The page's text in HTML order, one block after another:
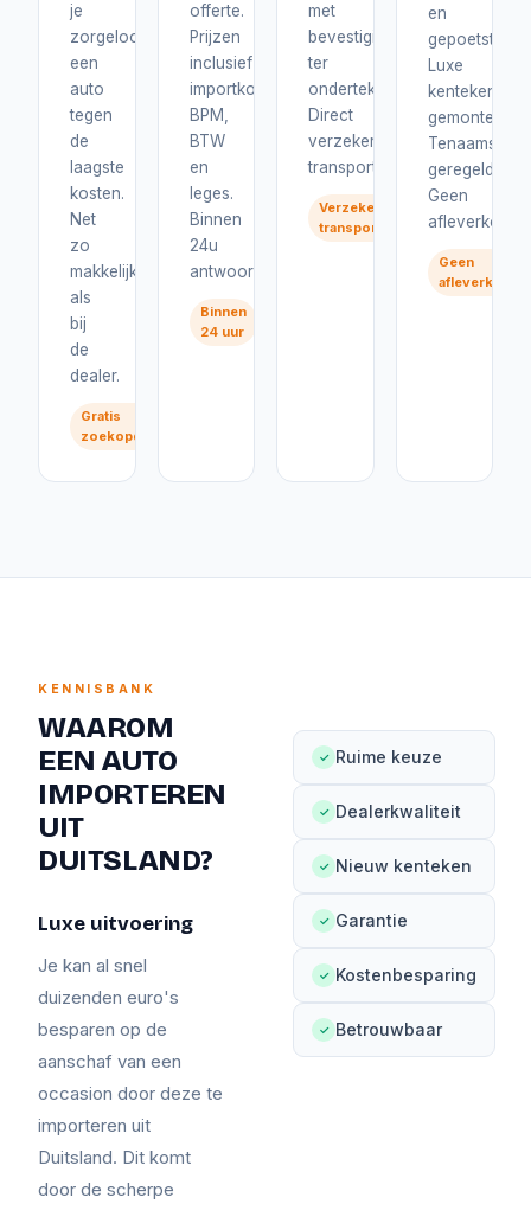
je
zorgeloos
een
auto
tegen
de
laagste
kosten.
Net
zo
makkelijk
als
bij
de
dealer.
Gratis
zoekopdracht
offerte.
Prijzen
inclusief
importkosten,
BPM,
BTW
en
leges.
Binnen
24u
antwoord.
Binnen
24 uur
met
bevestiging
ter
ondertekening.
Direct
verzekerd
transport.
Verzekerd
transport
en
gepoetst.
Luxe
gemonteerd.
geregeld.
Geen
Geen
afleverkosten
KENNISBANK
WAAROM
EEN AUTO
IMPORTEREN
UIT
DUITSLAND?
Luxe uitvoering
Je kan al snel
duizenden euro's
besparen op de
aanschaf van een
occasion door deze te
importeren uit
Duitsland. Dit komt
door de scherpe
✓ Ruime keuze
✓ Dealerkwaliteit
✓ Nieuw kenteken
✓ Garantie
✓ Kostenbesparing
✓ Betrouwbaar